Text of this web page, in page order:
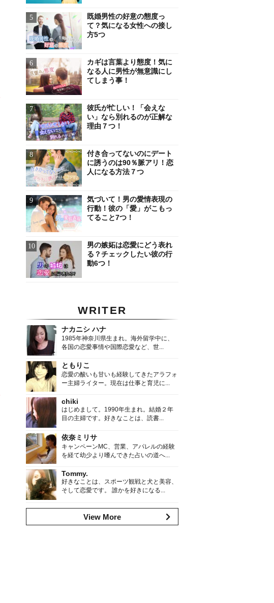
既婚男性の好意の態度っ
て？気になる女性への接し
方5つ
カギは言葉より態度！気に
なる人に男性が無意識にし
てしまう事！
彼氏が忙しい！「会えな
い」なら別れるのが正解な
理由７つ！
付き合ってないのにデート
に誘うのは90％脈アリ！恋
人になる方法７つ
気づいて！男の愛情表現の
行動！彼の「愛」がこもっ
てること7つ！
男の嫉妬は恋愛にどう表れ
る？チェックしたい彼の行
動6つ！
WRITER
ナカニシ ハナ
1985年神奈川県生まれ。海外留学中に、
各国の恋愛事情や国際恋愛など、世...
ともりこ
恋愛の酸いも甘いも経験してきたアラフォ
ー主婦ライター。現在は仕事と育児に...
chiki
はじめまして。1990年生まれ。結婚２年
目の主婦です。好きなことは、読書...
依奈ミリサ
キャンペーンMC、営業、アパレルの経験
を経て幼少より嗜んできた占いの道へ...
Tommy.
好きなことは、スポーツ観戦と犬と美容、
そして恋愛です。 誰かを好きになる...
View More